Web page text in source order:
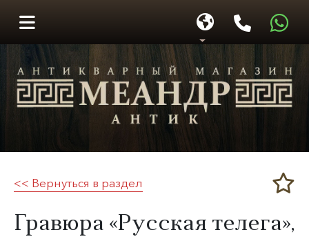
Меандр-Антик
<< Вернуться в раздел
​Гравюра «Русская телега»,